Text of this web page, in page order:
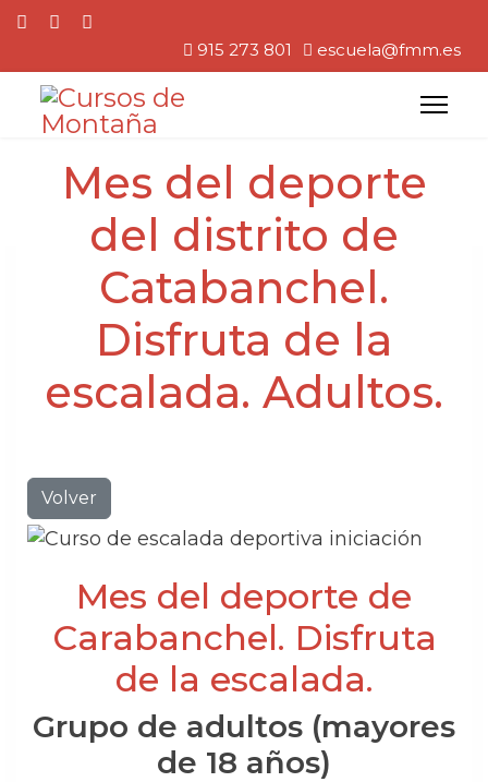
915 273 801 escuela@fmm.es
Mes del deporte
del distrito de
Catabanchel.
Disfruta de la
escalada. Adultos.
Volver
Mes del deporte de
Carabanchel. Disfruta
de la escalada.
Grupo de adultos (mayores
de 18 años)